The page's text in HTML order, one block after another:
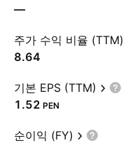
—
주가 수익 비율 (TTM)
8.64
기본 EPS (TTM)
1.52 PEN
순이익 (FY)